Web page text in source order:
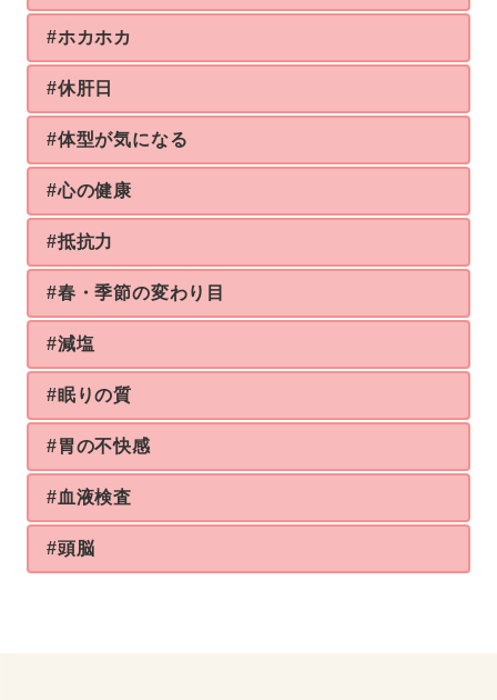
#ホカホカ
#休肝日
#体型が気になる
#心の健康
#抵抗力
#春・季節の変わり目
#減塩
#眠りの質
#胃の不快感
#血液検査
#頭脳